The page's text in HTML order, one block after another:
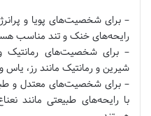
– برای شخصیت‌های پویا و
رایحه‌های خنک و تند مناسب
– برای شخصیت‌های رمانتیک
شیرین و رمانتیک مانند رز، یاس
– برای شخصیت‌های معتدل و
با رایحه‌های طبیعتی مانند